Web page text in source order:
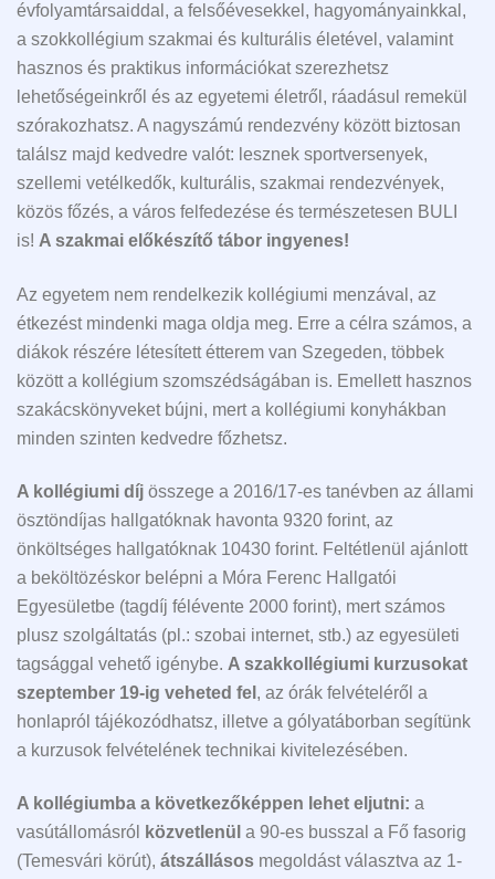
évfolyamtársaiddal, a felsőévesekkel, hagyományainkkal,
a szokkollégium szakmai és kulturális életével, valamint
hasznos és praktikus információkat szerezhetsz
lehetőségeinkről és az egyetemi életről, ráadásul remekül
szórakozhatsz. A nagyszámú rendezvény között biztosan
találsz majd kedvedre valót: lesznek sportversenyek,
szellemi vetélkedők, kulturális, szakmai rendezvények,
közös főzés, a város felfedezése és természetesen BULI
is! A szakmai előkészítő tábor ingyenes!
Az egyetem nem rendelkezik kollégiumi menzával, az
étkezést mindenki maga oldja meg. Erre a célra számos, a
diákok részére létesített étterem van Szegeden, többek
között a kollégium szomszédságában is. Emellett hasznos
szakácskönyveket bújni, mert a kollégiumi konyhákban
minden szinten kedvedre főzhetsz.
A kollégiumi díj összege a 2016/17-es tanévben az állami
ösztöndíjas hallgatóknak havonta 9320 forint, az
önköltséges hallgatóknak 10430 forint. Feltétlenül ajánlott
a beköltözéskor belépni a Móra Ferenc Hallgatói
Egyesületbe (tagdíj félévente 2000 forint), mert számos
plusz szolgáltatás (pl.: szobai internet, stb.) az egyesületi
tagsággal vehető igénybe. A szakkollégiumi kurzusokat
szeptember 19-ig veheted fel , az órák felvételéről a
honlapról tájékozódhatsz, illetve a gólyatáborban segítünk
a kurzusok felvételének technikai kivitelezésében.
A kollégiumba a következőképpen lehet eljutni: a
vasútállomásról
közvetlenül a 90-es busszal a Fő fasorig
(Temesvári körút), átszállásos megoldást választva az 1-